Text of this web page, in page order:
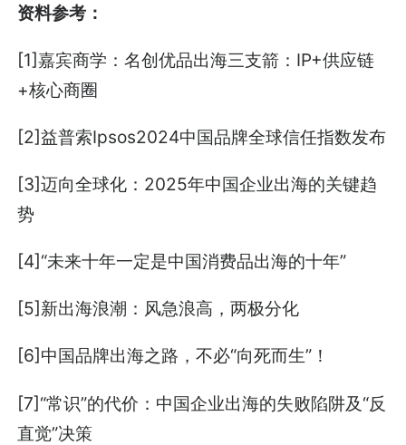
资料参考：
[1]嘉宾商学：名创优品出海三支箭：IP+供应链
+核心商圈
[2]益普索Ipsos2024中国品牌全球信任指数发布
[3]迈向全球化：2025年中国企业出海的关键趋
势
[4]“未来十年一定是中国消费品出海的十年”
[5]新出海浪潮：风急浪高，两极分化
[6]中国品牌出海之路，不必“向死而生”！
[7]“常识”的代价：中国企业出海的失败陷阱及“反
直觉”决策